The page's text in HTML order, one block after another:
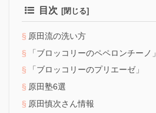
目次
原田流の洗い方
「ブロッコリーのペペロンチーノ」
「ブロッコリーのプリエーゼ」
原田塾6選
原田慎次さん情報